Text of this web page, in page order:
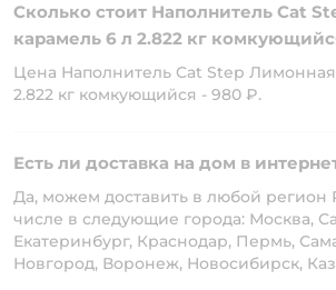
Сколько стоит Наполнитель Cat
карамель 6 л 2.822 кг
Цена Наполнитель Cat Step
2.822 кг комкующийся - 980 ₽.
Есть ли доставка на дом в
Да, можем доставить в любой регион
числе в следующие города: Москва,
Екатеринбург, Краснодар, Пермь,
Новгород, Воронеж, Новосибирск,